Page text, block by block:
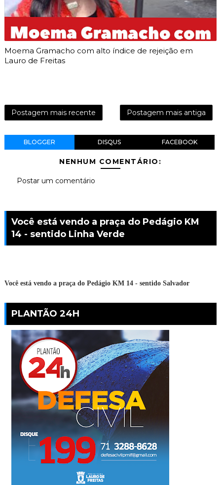
Moema Gramacho com alto índice de rejeição em
Lauro de Freitas
Postagem mais recente Postagem mais antiga
BLOGGER DISQUS FACEBOOK
NENHUM COMENTÁRIO:
Postar um comentário
Você está vendo a praça do Pedágio KM
14 - sentido Linha Verde
Você está vendo a praça do Pedágio KM 14 - sentido Salvador
PLANTÃO 24H